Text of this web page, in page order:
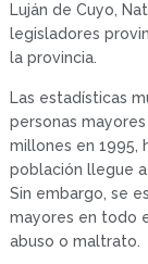
Luján de Cuyo,
legisladores
la provincia.
Las estadísticas
personas
millones en 1995,
población llegue
Sin embargo, se
mayores en todo
abuso o maltrato.